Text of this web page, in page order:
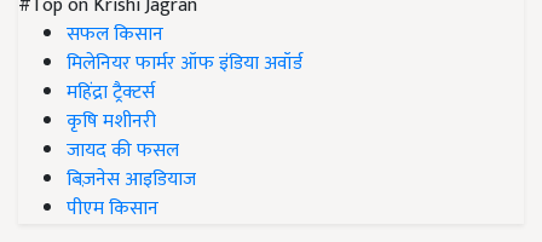
सफल किसान
मिलेनियर फार्मर ऑफ इंडिया अवॉर्ड
महिंद्रा ट्रैक्टर्स
कृषि मशीनरी
जायद की फसल
बिज़नेस आइडियाज
पीएम किसान